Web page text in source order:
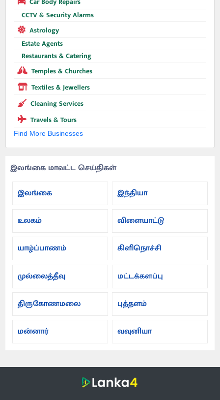
CCTV & Security Alarms
Astrology
Estate Agents
Restaurants & Catering
Temples & Churches
Textiles & Jewellers
Cleaning Services
Travels & Tours
Find More Businesses
இலங்கை மாவட்ட செய்திகள்
இலங்கை
இந்தியா
உலகம் விளையாட்டு
யாழ்ப்பாணம் கிளிநொச்சி
முல்லைத்தீவு மட்டக்களப்பு
திருகோணமலை புத்தளம்
மன்னார் வவுனியா